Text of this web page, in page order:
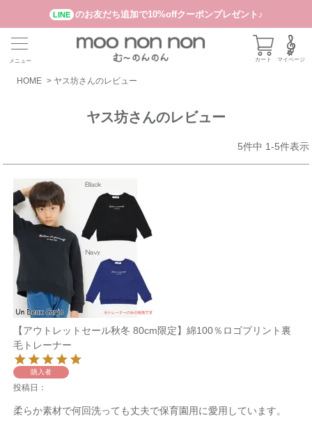
LINE のお友だち追加で10%offクーポンプレゼント♪
カート マイページ
メニュー
HOME ヤス坊さんのレビュー
ヤス坊さんのレビュー
5件中 1-5件表示
【アウトレットセール秋冬 80cm限定】綿100％ロゴプリント裏
毛トレーナー
購入者
投稿日
柔らか素材で何回洗っても丈夫で保育園用に愛用しています。